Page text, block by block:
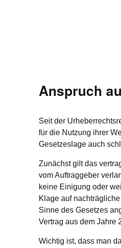
Anspruch
Seit der
für die Nutzung ihrer
Gesetzeslage auch
Zunächst gilt das
vom Auftraggeber
keine Einigung oder
Klage auf
Sinne des Gesetzes
Vertrag aus dem Jahre
Wichtig ist, dass man